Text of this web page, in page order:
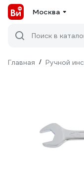
Москва
Поиск в
Главная / Ручной